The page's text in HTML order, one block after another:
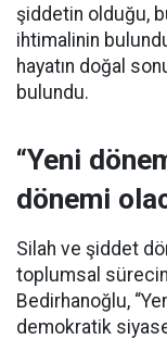
şiddetin olduğu,
ihtimalinin
hayatın doğal
bulundu.
“Yeni
dönemi
Silah ve şiddet
toplumsal sürecin
Bedirhanoğlu,
demokratik